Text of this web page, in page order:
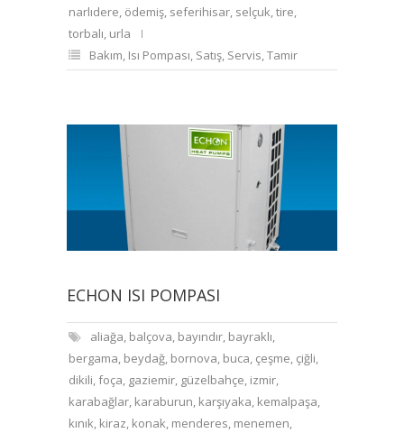
narlıdere, ödemiş, seferihisar, selçuk,tire,
torbalı, urla
Bakım, Isı Pompası, Satış, Servis,Tamir
ECHON ISI POMPASI
aliağa, balçova, bayındır, bayraklı,
bergama, beydağ, bornova, buca, çeşme, çiğli,
dikili,foça, gaziemir, güzelbahçe, izmir,
karabağlar, karaburun, karşıyaka, kemalpaşa,
kınık, kiraz, konak, menderes, menemen,